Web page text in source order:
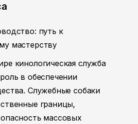
путь к
мастерству
кинологическая служба
в обеспечении
Служебные собаки
границы,
массовых